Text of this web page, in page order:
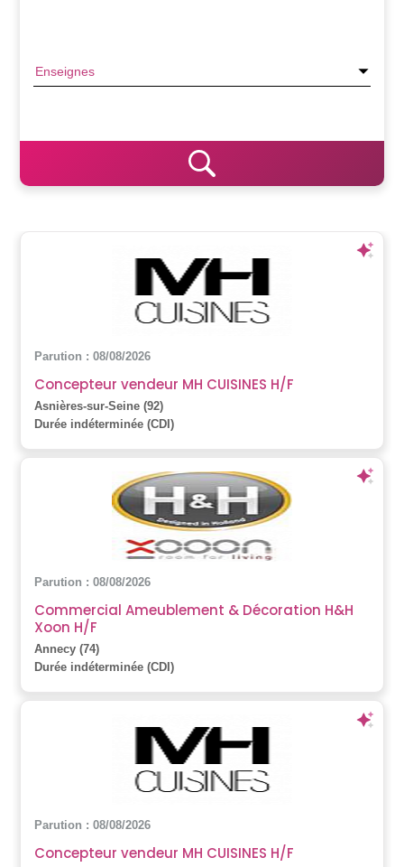
Parution : 08/08/2026
Concepteur vendeur MH CUISINES H/F
Asnières-sur-Seine (92)
Durée indéterminée (CDI)
Parution : 08/08/2026
Commercial Ameublement & Décoration H&H
Xoon H/F
Annecy (74)
Durée indéterminée (CDI)
Parution : 08/08/2026
Concepteur vendeur MH CUISINES H/F